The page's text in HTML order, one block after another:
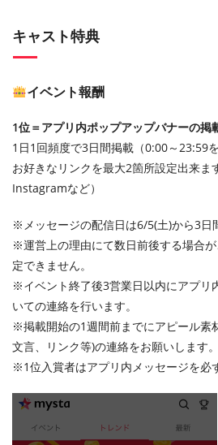
キャスト特典
イベント報酬
1位＝アプリ内ポップアップバナーの掲
1日1回頻度で3日間掲載（0:00～23:59
お好きなリンクを最大2箇所設定出来ま
Instagramなど）
※メッセージの配信日は6/5(土)から3日
※運営上の理由にて数日前後する場合
定できません。
※イベント終了後3営業日以内にアプリ
いての連絡を行います。
※掲載開始の1週間前までにアピール素
文言、リンク等)の連絡をお願いします。
※1位入賞者はアプリ内メッセージを必